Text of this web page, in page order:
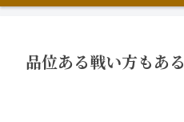
品位ある戦い方もある